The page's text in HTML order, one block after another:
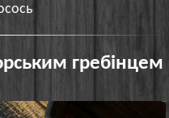
гребінцем